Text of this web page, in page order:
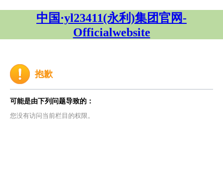
中国·yl23411(永利)集团官网-
Officialwebsite
抱歉
可能是由下列问题导致的：
您没有访问当前栏目的权限。